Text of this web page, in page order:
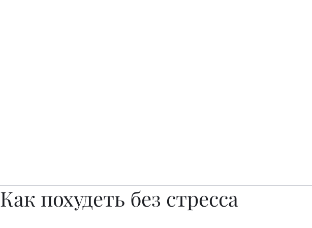
Как похудеть без стресса